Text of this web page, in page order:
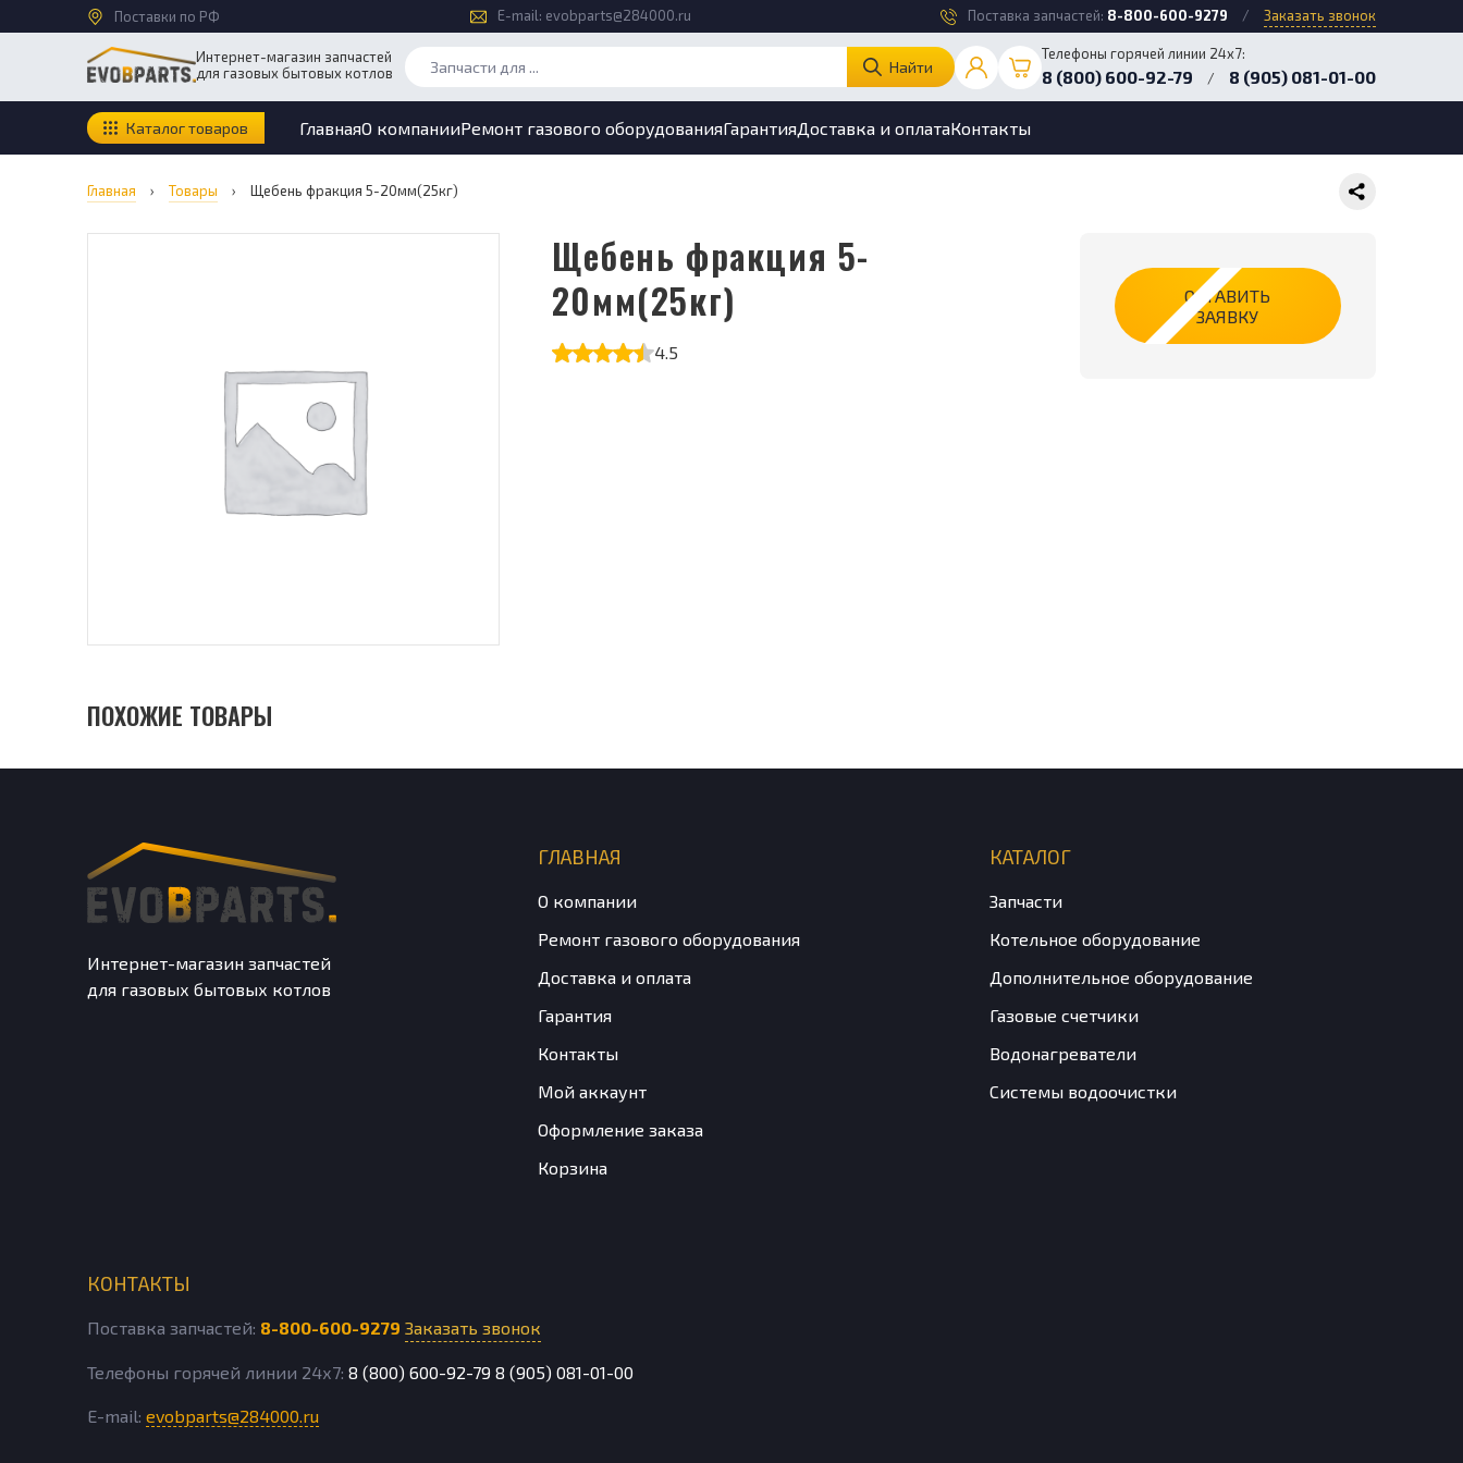
Поставки по РФ E-mail: evobparts@284000.ru Поставка запчастей: 8-800-600-9279 / Заказать звонок
Интернет-магазин запчастей
для газовых бытовых котлов
Найти
Телефоны горячей линии 24х7:
8 (800) 600-92-79 / 8 (905) 081-01-00
Каталог товаров ГлавнаяО компанииРемонт газового оборудованияГарантияДоставка и оплатаКонтакты
Главная › Товары › Щебень фракция 5-20мм(25кг)
Щебень фракция 5-
20мм(25кг)
4.5
ОСТАВИТЬ
ЗАЯВКУ
ПОХОЖИЕ ТОВАРЫ
Интернет-магазин запчастей
для газовых бытовых котлов
ГЛАВНАЯ
О компании
Ремонт газового оборудования
Доставка и оплата
Гарантия
Контакты
Мой аккаунт
Оформление заказа
Корзина
КАТАЛОГ
Запчасти
Котельное оборудование
Дополнительное оборудование
Газовые счетчики
Водонагреватели
Системы водоочистки
КОНТАКТЫ
Поставка запчастей: 8-800-600-9279 Заказать звонок
Телефоны горячей линии 24х7: 8 (800) 600-92-79 8 (905) 081-01-00
E-mail: evobparts@284000.ru